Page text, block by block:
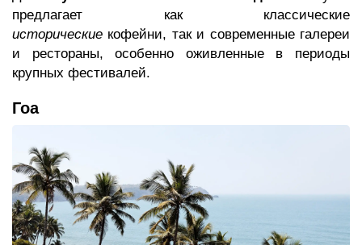
предлагает как классические
исторические кофейни, так и современные галереи
и рестораны, особенно оживленные в периоды
крупных фестивалей.
Гоа